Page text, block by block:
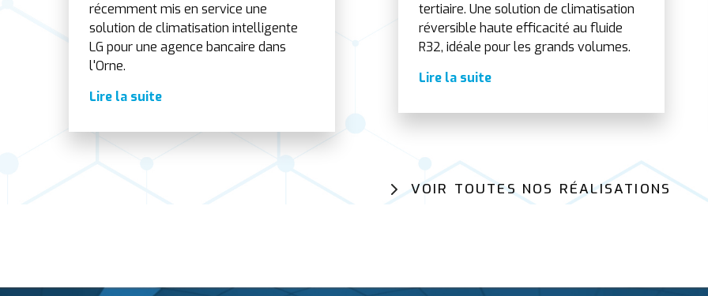
récemment mis en service une
solution de climatisation intelligente
LG pour une agence bancaire dans
l'Orne.
Lire la suite
tertiaire. Une solution de climatisation
réversible haute efficacité au fluide
R32, idéale pour les grands volumes.
Lire la suite
VOIR TOUTES NOS RÉALISATIONS